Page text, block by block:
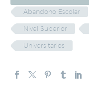
Abandono Escolar
Nivel Superior
Universitarios